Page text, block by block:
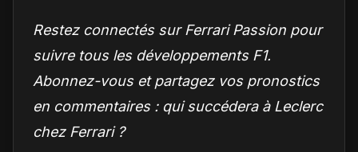
Restez connectés sur Ferrari Passion pour
suivre tous les développements F1.
Abonnez-vous et partagez vos pronostics
en commentaires : qui succédera à Leclerc
chez Ferrari ?